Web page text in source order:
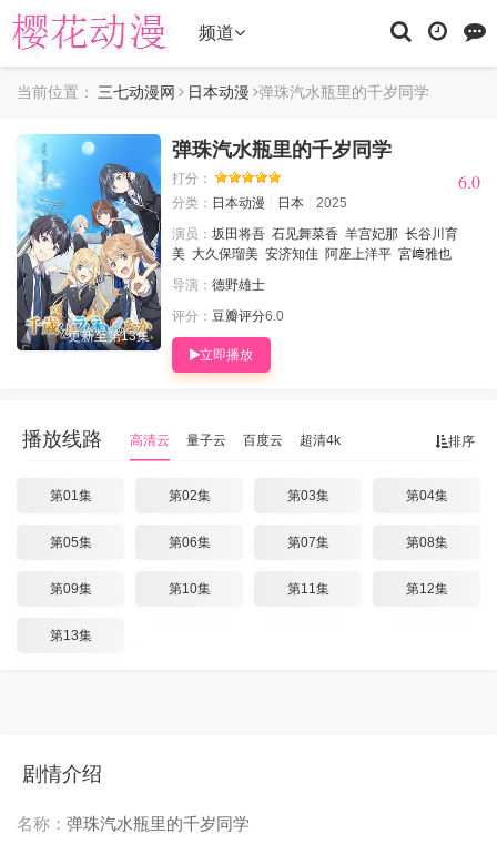
频道
当前位置： 三七动漫网 日本动漫 弹珠汽水瓶里的千岁同学
更新至第13集
弹珠汽水瓶里的千岁同学
打分： 6.0
分类： 日本动漫 日本
2025
演员： 坂田将吾 石见舞菜香 羊宫妃那 长谷川育
美 大久保瑠美 安济知佳 阿座上洋平 宮﨑雅也
导演： 德野雄士
评分： 豆瓣评分6.0
立即播放
排序
播放线路 高清云 量子云 百度云 超清4k
第01集 第02集 第03集 第04集
第05集 第06集 第07集 第08集
第09集 第10集 第11集 第12集
第13集
剧情介绍
名称： 弹珠汽水瓶里的千岁同学